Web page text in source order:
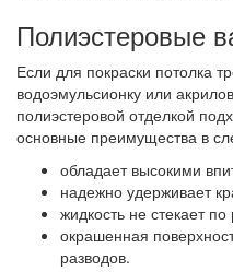
Полиэстеровые
Если для покраски потолка
водоэмульсионку или
полиэстеровой отделкой
основные преимущества в
обладает высокими
надежно удерживает
жидкость не стекает по
окрашенная
разводов.